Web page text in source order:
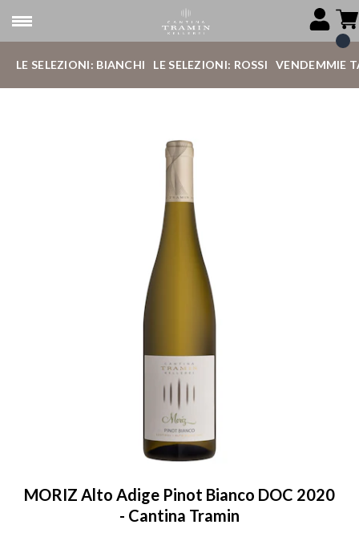
LE SELEZIONI: BIANCHI LE SELEZIONI: ROSSI VENDEMMIE
MORIZ Alto Adige Pinot Bianco DOC 2020
- Cantina Tramin